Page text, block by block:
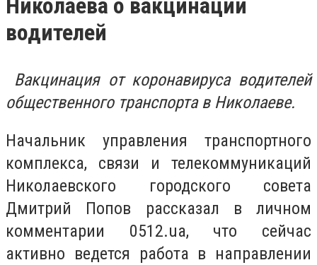
Николаева о вакцинации
водителей
Вакцинация от коронавируса водителей
общественного транспорта в Николаеве.
Начальник управления транспортного
комплекса, связи и телекоммуникаций
Николаевского городского совета
Дмитрий Попов рассказал в личном
комментарии 0512.ua, что сейчас
активно ведется работа в направлении